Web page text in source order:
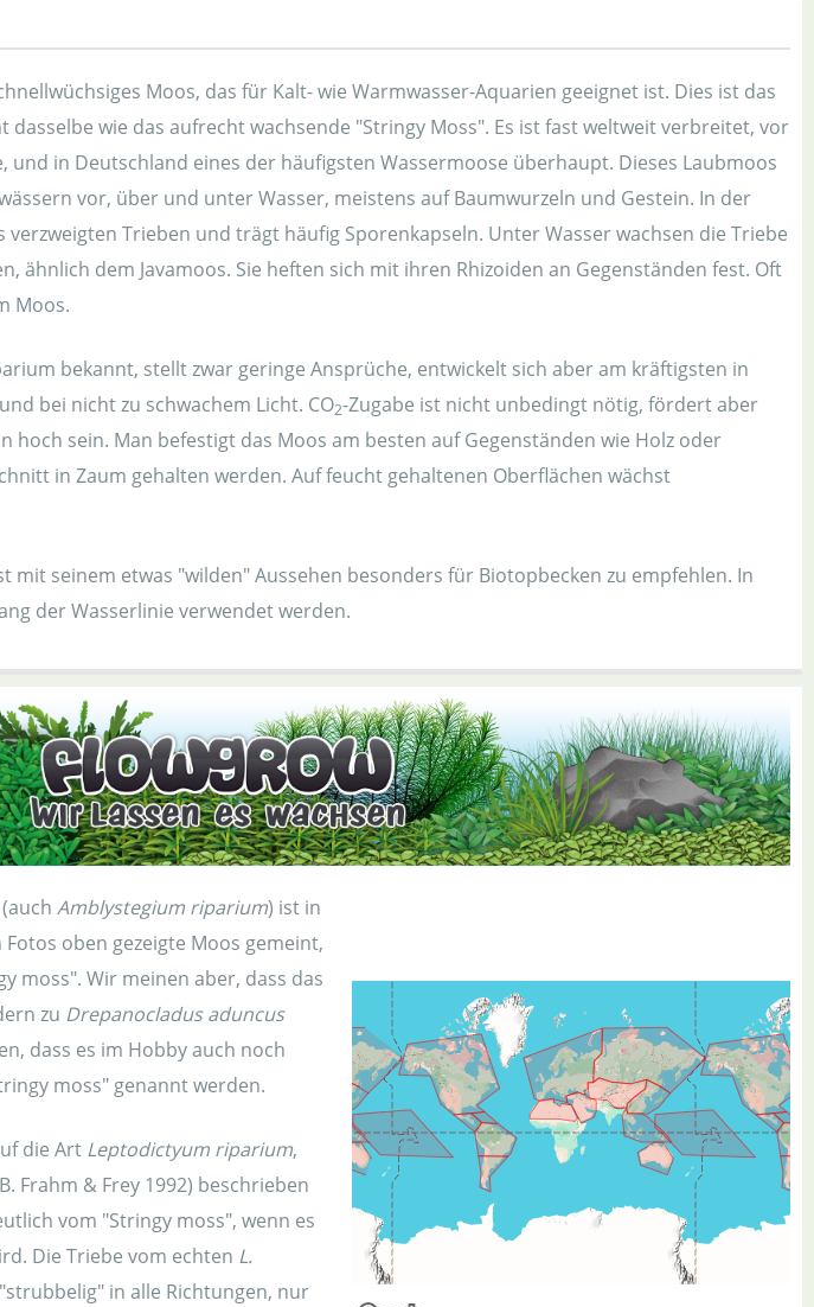
Moos, das für Kalt- wie Warmwasser-Aquarien geeignet ist. Dies ist das
wie das aufrecht wachsende "Stringy Moss". Es ist fast weltweit verbreitet, vor
und in Deutschland eines der häufigsten Wassermoose überhaupt. Dieses Laubmoos
vor, über und unter Wasser, meistens auf Baumwurzeln und Gestein. In der
Trieben und trägt häufig Sporenkapseln. Unter Wasser wachsen die Triebe
ähnlich dem Javamoos. Sie heften sich mit ihren Rhizoiden an Gegenständen fest. Oft
Moos.
bekannt, stellt zwar geringe Ansprüche, entwickelt sich aber am kräftigsten in
bei nicht zu schwachem Licht. CO2-Zugabe ist nicht unbedingt nötig, fördert aber
hoch sein. Man befestigt das Moos am besten auf Gegenständen wie Holz oder
in Zaum gehalten werden. Auf feucht gehaltenen Oberflächen wächst
mit seinem etwas "wilden" Aussehen besonders für Biotopbecken zu empfehlen. In
der Wasserlinie verwendet werden.
(auch Amblystegium riparium) ist in
oben gezeigte Moos gemeint,
moss". Wir meinen aber, dass das
zu Drepanocladus aduncus
dass es im Hobby auch noch
moss" genannt werden.
die Art Leptodictyum riparium,
Frahm & Frey 1992) beschrieben
vom "Stringy moss", wenn es
Die Triebe vom echten L.
in alle Richtungen, nur